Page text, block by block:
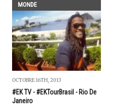
MONDE
OCTOBRE 16TH, 2013
#EK TV - #EKTourBrasil - Rio De
Janeiro